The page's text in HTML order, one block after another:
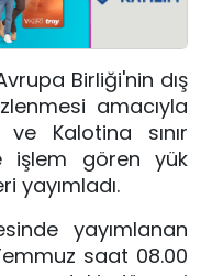
Birliği'nin dış
amacıyla
Kalotina sınır
işlem gören yük
yayımladı.
yayımlanan
saat 08.00